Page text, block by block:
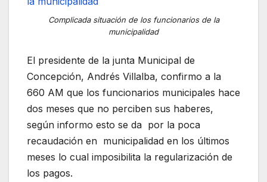
Complicada situación de los funcionarios de la
municipalidad
El presidente de la junta Municipal de
Concepción, Andrés Villalba, confirmo a la
660 AM que los funcionarios municipales hace
dos meses que no perciben sus haberes,
según informo esto se da por la poca
recaudación en municipalidad en los últimos
meses lo cual imposibilita la regularización de
los pagos.